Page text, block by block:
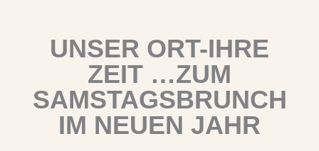
UNSER ORT-IHRE
ZEIT …ZUM
SAMSTAGSBRUNCH
IM NEUEN JAHR